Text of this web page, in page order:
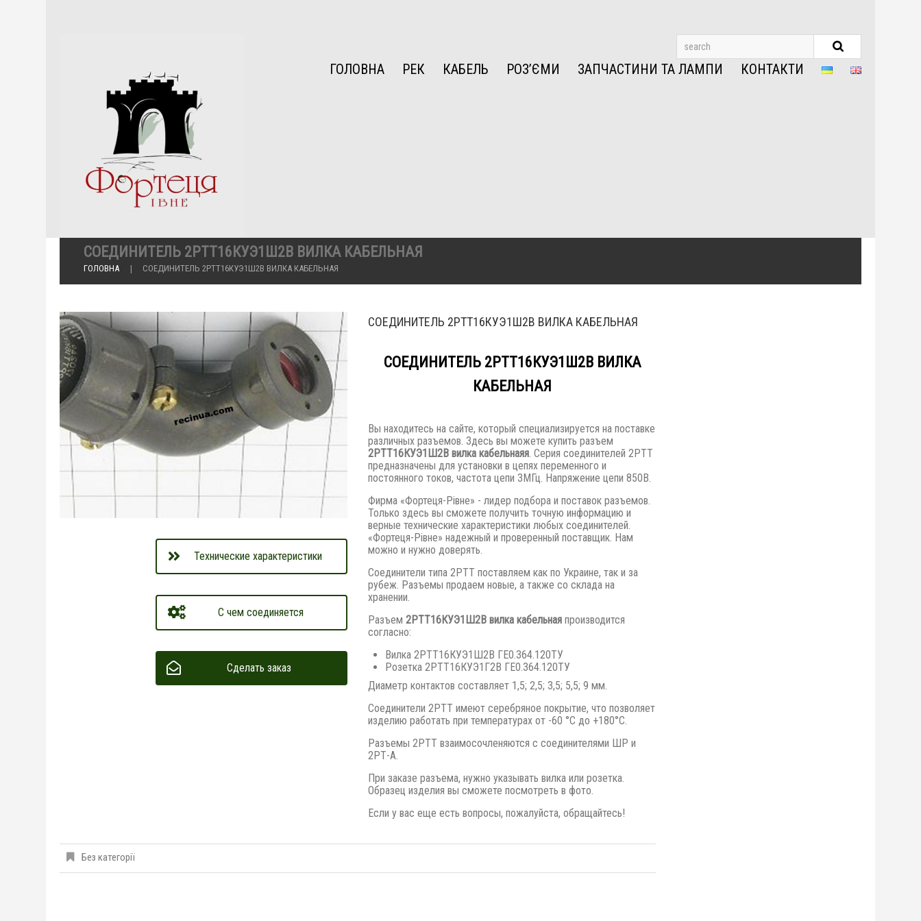
ГОЛОВНА РЕК КАБЕЛЬ РОЗ’ЄМИ ЗАПЧАСТИНИ ТА ЛАМПИ КОНТАКТИ
СОЕДИНИТЕЛЬ 2РТТ16КУЭ1Ш2В ВИЛКА КАБЕЛЬНАЯ
ГОЛОВНА СОЕДИНИТЕЛЬ 2РТТ16КУЭ1Ш2В ВИЛКА КАБЕЛЬНАЯ
Технические характеристики
С чем соединяется
Сделать заказ
СОЕДИНИТЕЛЬ 2РТТ16КУЭ1Ш2В ВИЛКА КАБЕЛЬНАЯ
СОЕДИНИТЕЛЬ 2РТТ16КУЭ1Ш2В ВИЛКА
КАБЕЛЬНАЯ
Вы находитесь на сайте, который специализируется на поставке
различных разъемов. Здесь вы можете купить разъем
2РТТ16КУЭ1Ш2В вилка кабельнаяя. Серия соединителей 2РТТ
предназначены для установки в цепях переменного и
постоянного токов, частота цепи 3МГц. Напряжение цепи 850В.
Фирма «Фортеця-Рівне» - лидер подбора и поставок разъемов.
Только здесь вы сможете получить точную информацию и
верные технические характеристики любых соединителей.
«Фортеця-Рівне» надежный и проверенный поставщик. Нам
можно и нужно доверять.
Соединители типа 2РТТ поставляем как по Украине, так и за
рубеж. Разъемы продаем новые, а также со склада на
хранении.
Разъем 2РТТ16КУЭ1Ш2В вилка кабельная производится
согласно:
Вилка 2РТТ16КУЭ1Ш2В ГЕ0.364.120ТУ
Розетка 2РТТ16КУЭ1Г2В ГЕ0.364.120ТУ
Диаметр контактов составляет 1,5; 2,5; 3,5; 5,5; 9 мм.
Соединители 2РТТ имеют серебряное покрытие, что позволяет
изделию работать при температурах от -60 °С до +180°С.
Разъемы 2РТТ взаимосочленяются с соединителями ШР и
2РТ-А.
При заказе разъема, нужно указывать вилка или розетка.
Образец изделия вы сможете посмотреть в фото.
Если у вас еще есть вопросы, пожалуйста, обращайтесь!
Без категорії